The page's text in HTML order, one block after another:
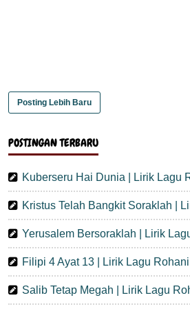
Posting Lebih Baru
POSTINGAN TERBARU
Kuberseru Hai Dunia | Lirik Lagu
Kristus Telah Bangkit Soraklah |
Yerusalem Bersoraklah | Lirik
Filipi 4 Ayat 13 | Lirik Lagu Rohani
Salib Tetap Megah | Lirik Lagu